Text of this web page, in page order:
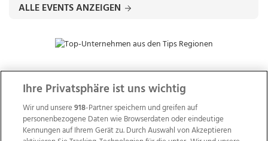
ALLE EVENTS ANZEIGEN
ZUR NACHRICHTENÜBERSICHT
Ihre Privatsphäre ist uns wichtig
Wir und unsere918-Partner speichern und greifen auf
personenbezogene Daten wie Browserdaten oder eindeutige
Kennungen auf Ihrem Gerät zu. Durch Auswahl von Akzeptieren